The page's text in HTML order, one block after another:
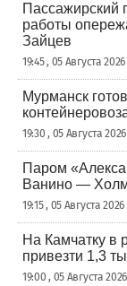
Пассажирский
работы
Зайцев
19:45 , 05 Августа
Мурманск
19:30 , 05 Августа
Паром
Ванино —
19:15 , 05 Августа
На Камчатку в
привезти 1,3
19:00 , 05 Августа